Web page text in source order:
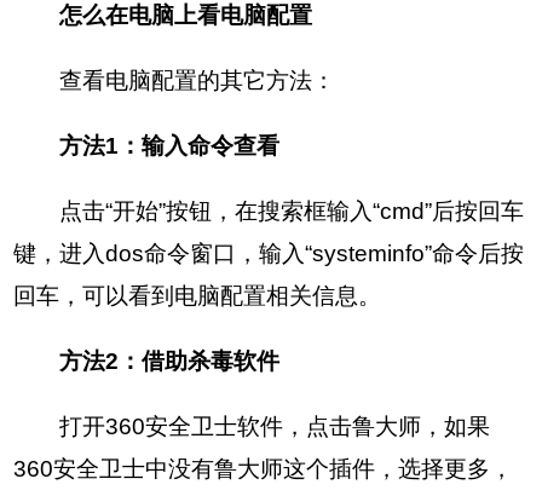
怎么在电脑上看电脑配置
查看电脑配置的其它方法：
方法1：输入命令查看
点击“开始”按钮，在搜索框输入“cmd”后按回车
键，进入dos命令窗口，输入“systeminfo”命令后按
回车，可以看到电脑配置相关信息。
方法2：借助杀毒软件
打开360安全卫士软件，点击鲁大师，如果
360安全卫士中没有鲁大师这个插件，选择更多，